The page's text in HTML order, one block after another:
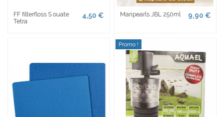
FF filterfloss S ouate
Tetra
4,50 € Maripearls JBL 250ml 9,90 €
Promo !